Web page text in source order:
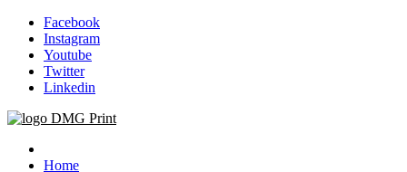
Facebook
Instagram
Youtube
Twitter
Linkedin
Jasa Cetak Online DMG Printing
Home